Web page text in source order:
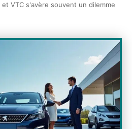
VTC s'avère souvent un dilemme